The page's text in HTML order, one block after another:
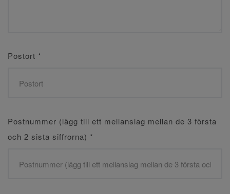
Postort *
Postnummer (lägg till ett mellanslag mellan de 3 första
och 2 sista siffrorna) *